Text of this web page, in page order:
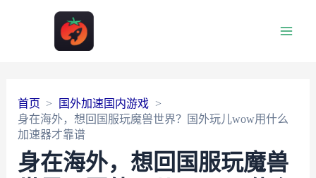
首页
国外加速国内游戏
身在海外，想回国服玩魔兽世界？国外玩儿wow用什么
加速器才靠谱
身在海外，想回国服玩魔兽